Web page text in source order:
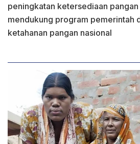
peningkatan ketersediaan
mendukung program pemerintah
ketahanan pangan nasional